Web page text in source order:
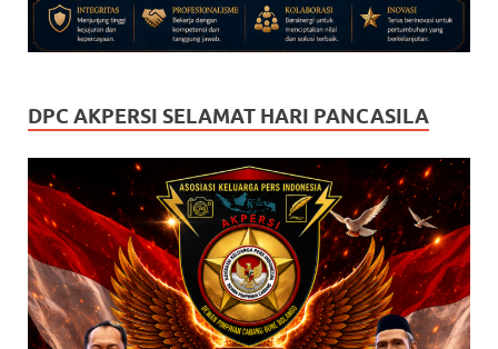
DPC AKPERSI SELAMAT HARI PANCASILA